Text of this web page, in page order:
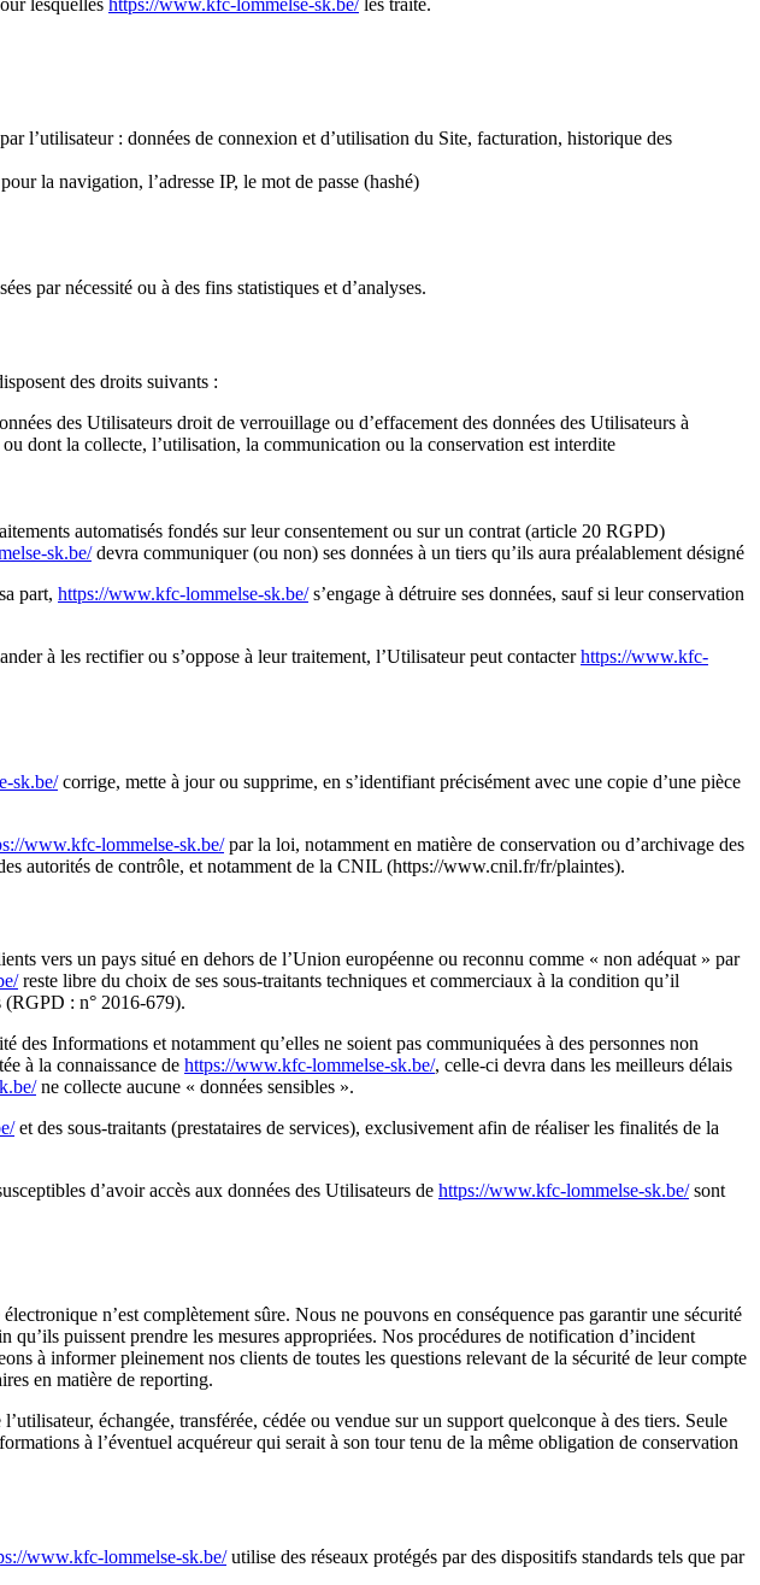
lesquelles https://www.kfc-lommelse-sk.be/les traite.
l’utilisateur : données de connexion et d’utilisation du Site, facturation, historique des
la navigation, l’adresse IP, le mot de passe (hashé)
par nécessité ou à des fins statistiques et d’analyses.
des droits suivants :
des Utilisateurs droit de verrouillage ou d’effacement des données des Utilisateurs à
dont la collecte, l’utilisation, la communication ou la conservation est interdite
automatisés fondés sur leur consentement ou sur un contrat (article 20 RGPD)
sk.be/devra communiquer (ou non) ses données à un tiers qu’ils aura préalablement désigné
part, https://www.kfc-lommelse-sk.be/s’engage à détruire ses données, sauf si leur conservation
à les rectifier ou s’oppose à leur traitement, l’Utilisateur peut contacterhttps://www.kfc-
sk.be/corrige, mette à jour ou supprime, en s’identifiant précisément avec une copie d’une pièce
www.kfc-lommelse-sk.be/par la loi, notamment en matière de conservation ou d’archivage des
autorités de contrôle, et notamment de la CNIL (https://www.cnil.fr/fr/plaintes).
vers un pays situé en dehors de l’Union européenne ou reconnu comme « non adéquat » par
reste libre du choix de ses sous-traitants techniques et commerciaux à la condition qu’il
(RGPD : n° 2016-679).
des Informations et notamment qu’elles ne soient pas communiquées à des personnes non
à la connaissance de https://www.kfc-lommelse-sk.be/, celle-ci devra dans les meilleurs délais
ne collecte aucune « données sensibles ».
et des sous-traitants (prestataires de services), exclusivement afin de réaliser les finalités de la
d’avoir accès aux données des Utilisateurs de https://www.kfc-lommelse-sk.be/sont
n’est complètement sûre. Nous ne pouvons en conséquence pas garantir une sécurité
puissent prendre les mesures appropriées. Nos procédures de notification d’incident
à informer pleinement nos clients de toutes les questions relevant de la sécurité de leur compte
en matière de reporting.
échangée, transférée, cédée ou vendue sur un support quelconque à des tiers. Seule
à l’éventuel acquéreur qui serait à son tour tenu de la même obligation de conservation
www.kfc-lommelse-sk.be/utilise des réseaux protégés par des dispositifs standards tels que par